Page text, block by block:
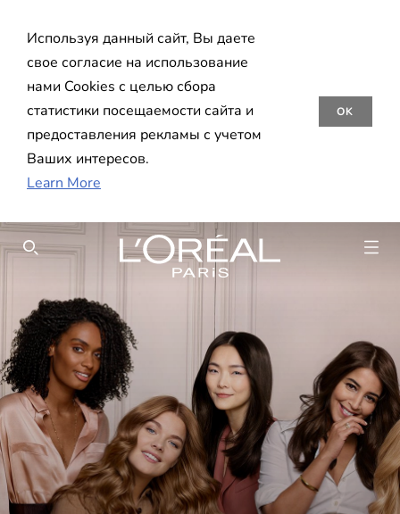
Используя данный сайт, Вы даете
свое согласие на использование
нами Cookies с целью сбора
статистики посещаемости сайта и
предоставления рекламы с учетом
Ваших интересов.
Learn More
OK
SEARCH THIS SITE